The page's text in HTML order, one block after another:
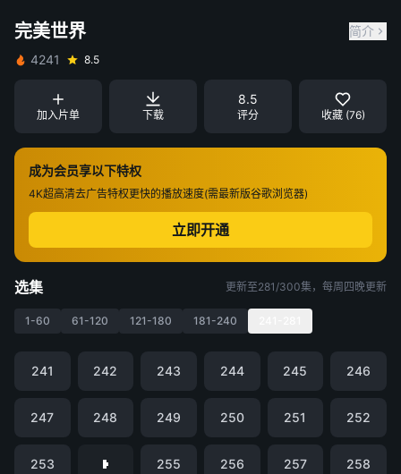
完美世界
简介
4241
8.5
加入片单 下载
8.5
评分 收藏 (76)
成为会员享以下特权
4K超高清去广告特权更快的播放速度(需最新版谷歌浏览器)
立即开通
选集 更新至281/300集，每周四晚更新
1-60 61-120 121-180 181-240
241 242 243 244 245 246
247 248 249 250 251 252
253 255 256 257 258